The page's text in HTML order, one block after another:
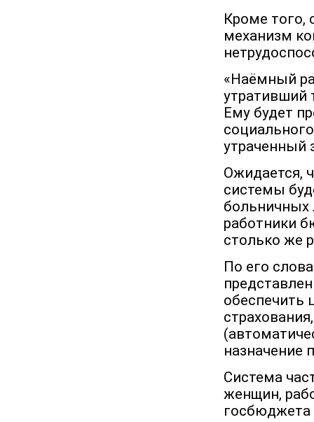
Кроме того,
механизм
«Наёмный
утративший
Ему будет
утраченный
Ожидается,
системы
больничных
работники
столько же
По его
обеспечить
назначение
Система
женщин,